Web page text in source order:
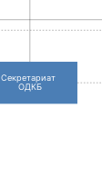
Секретариат
ОДКБ